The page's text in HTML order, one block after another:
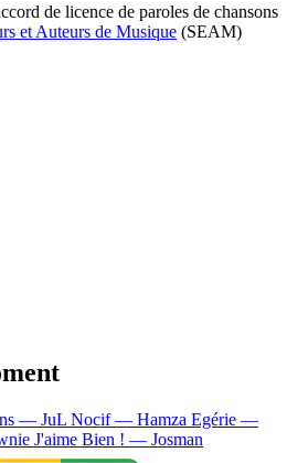
de licence de paroles de chansons
et Auteurs de Musique (SEAM)
— JuL Nocif — Hamza Egérie —
J'aime Bien ! — Josman